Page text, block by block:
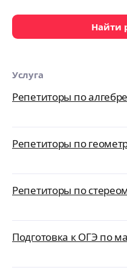
Найти
Услуга
Репетиторы по алгебре
Репетиторы по
Репетиторы по
Подготовка к ОГЭ по